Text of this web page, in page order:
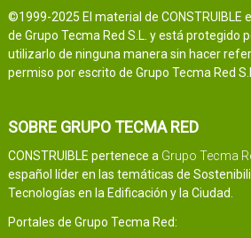
©1999-2025 El material de CONSTRUIBLE
de Grupo Tecma Red S.L. y está protegido
utilizarlo de ninguna manera sin hacer
permiso por escrito de Grupo Tecma Red
SOBRE GRUPO TECMA RED
CONSTRUIBLE pertenece a Grupo Tecma
español líder en las temáticas de
Tecnologías en la Edificación y la Ciudad.
Portales de Grupo Tecma Red: